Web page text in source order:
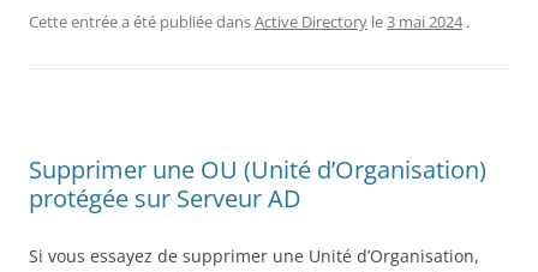
Cette entrée a été publiée dansActive Directory le3 mai 2024 .
Supprimer une OU (Unité d’Organisation)
protégée sur Serveur AD
Si vous essayez de supprimer une Unité d’Organisation,